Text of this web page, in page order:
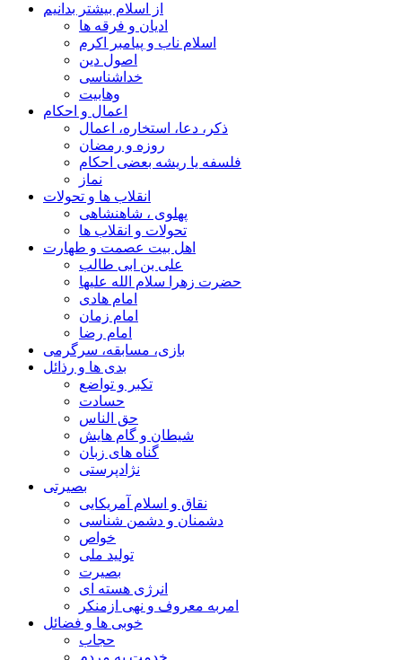
از اسلام بیشتر بدانیم
ادیان و فرقه ها
اسلام ناب و پیامبر اکرم
اصول دین
خداشناسی
وهابیت
اعمال و احکام
ذکر، دعا، استخاره، اعمال
روزه و رمضان
فلسفه یا ریشه بعضی احکام
نماز
انقلاب ها و تحولات
پهلوی ، شاهنشاهی
تحولات و انقلاب ها
اهل بیت عصمت و طهارت
علی بن ابی طالب
حضرت زهرا سلام الله علیها
امام هادی
امام زمان
امام رضا
بازی، مسابقه، سرگرمی
بدی ها و رذائل
تکبر و تواضع
حسادت
حق الناس
شیطان و گام هایش
گناه های زبان
نژادپرستی
بصیرتی
نقاق و اسلام آمریکایی
دشمنان و دشمن شناسی
خواص
تولید ملی
بصیرت
انرژی هسته ای
امربه معروف و نهی ازمنکر
خوبی ها و فضائل
حجاب